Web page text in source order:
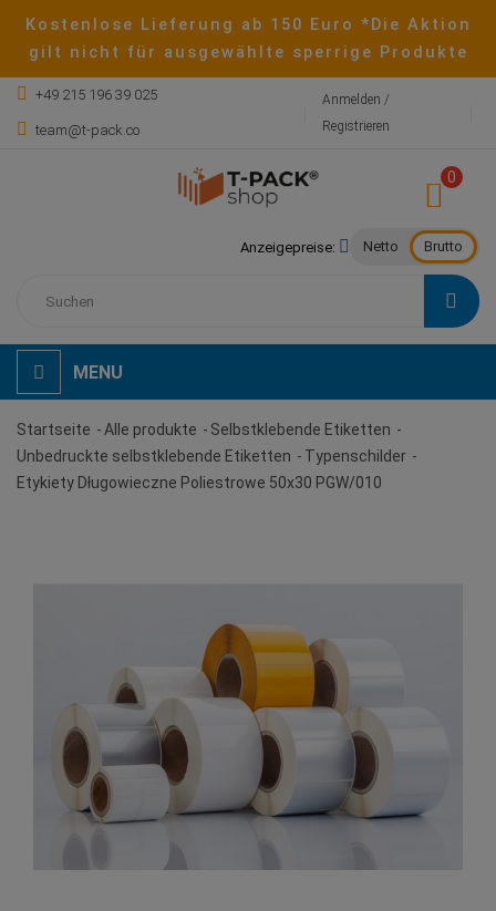
Kostenlose Lieferung ab 150 Euro *Die Aktion
gilt nicht für ausgewählte sperrige Produkte
+49 215 196 39 025
team@t-pack.co
Anmelden /
Registrieren
Anzeigepreise: Netto Brutto
0
MENU
Startseite Alle produkte
Selbstklebende Etiketten
Unbedruckte selbstklebende Etiketten
Typenschilder
Etykiety Długowieczne Poliestrowe 50x30 PGW/010